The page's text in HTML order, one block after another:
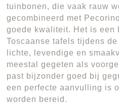
tuinbonen, die vaak rauw
gecombineerd met
goede kwaliteit. Het is een
Toscaanse tafels tijdens
lichte, levendige en
meestal gegeten als
past bijzonder goed bij
een perfecte aanvulling is
worden bereid.